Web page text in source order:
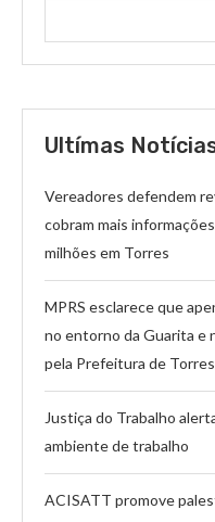
Ultímas
Vereadores defendem
cobram mais
milhões em Torres
MPRS esclarece que
no entorno da Guarita e
pela Prefeitura de Torres
Justiça do Trabalho
ambiente de trabalho
ACISATT promove